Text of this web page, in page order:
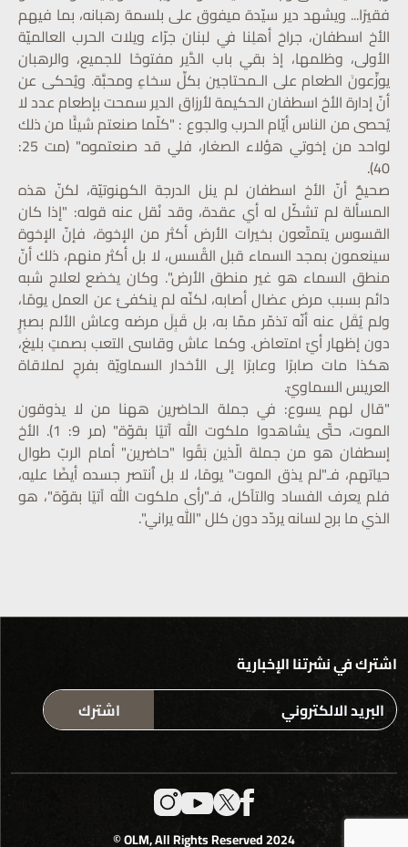
فقيرًا... ويشهد دير سيّدة ميفوق على بلسمة رهبانه، بما فيهم
الأخ اسطفان، جراحَ أهلِنا في لبنان جرّاء ويلات الحرب العالميّة
الأولى، وظلمها، إذ بقي باب الدَّير مفتوحًا للجميع، والرهبان
يوزِّعونَ الطعام على الـمحتاجين بكلِّ سخاءٍ ومحبَّة. ويُحكى عن
أنّ إدارة الأخ اسطفان الحكيمة لأرزاق الدير سمحت بإطعام عدد لا
يُحصى من الناس أيّام الحرب والجوع : "كلّما صنعتم شيئًا من ذلك
لواحد من إخوتي هؤلاء الصغار، فلي قد صنعتموه" (مت 25:
40).
صحيحٌ أنّ الأخ اسطفان لم ينل الدرجة الكهنوتيّة، لكنّ هذه
المسألة لم تشكّل له أي عقدة، وقد نُقل عنه قوله: "إذا كان
القسوس يتمتّعون بخيرات الأرض أكثر من الإخوة، فإنّ الإخوة
سينعمون بمجد السماء قبل القُسس، لا بل أكثر منهم، ذلك أنّ
منطق السماء هو غير منطق الأرض". وكان يخضع لعلاج شبه
دائم بسبب مرض عضال أصابه، لكنّه لم ينكفئ عن العمل يومًا،
ولم يُقَل عنه أنّه تذمّر ممّا به، بل قَبِلَ مرضه وعاش الألم بصبرٍ
دون إظهار أيّ امتعاض. وكما عاش وقاسى التعب بصمتٍ بليغ،
هكذا مات صابرًا وعابرًا إلى الأخدار السماويّة بفرحٍ لملاقاة
العريس السماويّ.
"قال لهم يسوع: في جملة الحاضرين ههنا من لا يذوقون
الموت، حتّى يشاهدوا ملكوت الله آتيًا بقوّة" (مر 9: 1). الأخ
إسطفان هو من جملة الّذين بَقُوا "حاضرين" أمام الربّ طوال
حياتهم، فـ"لم يذق الموت" يومًا، لا بل ٱنتصر جسده أيضًا عليه،
فلم يعرف الفساد والتآكل، فـ"رأى ملكوت الله آتيًا بقوّة"، هو
الذي ما برح لسانه يردّد دون كلل "الله يراني".
اشترك في نشرتنا الإخبارية
اشترك
2024 OLM, All Rights Reserved ©